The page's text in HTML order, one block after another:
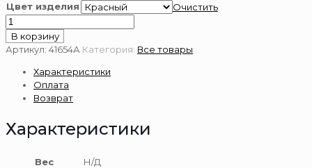
Цвет изделия
Очистить
Количество
товара
Серьги
золота
пробы
В корзину
Артикул: 41654А Категория: Все товары
Характеристики
Оплата
Возврат
Характеристики
Вес Н/Д